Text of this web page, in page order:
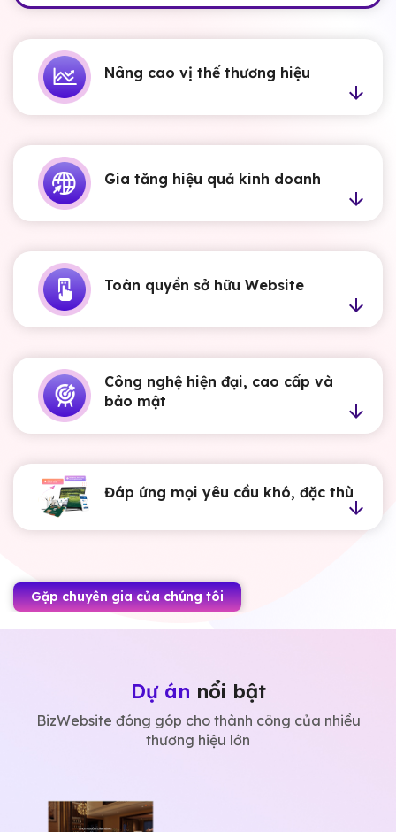
Nâng cao vị thế thương hiệu
Gia tăng hiệu quả kinh doanh
Toàn quyền sở hữu Website
Công nghệ hiện đại, cao cấp và
bảo mật
Đáp ứng mọi yêu cầu khó, đặc thù
Gặp chuyên gia của chúng tôi
Dự án nổi bật
BizWebsite đóng góp cho thành công của nhiều
thương hiệu lớn